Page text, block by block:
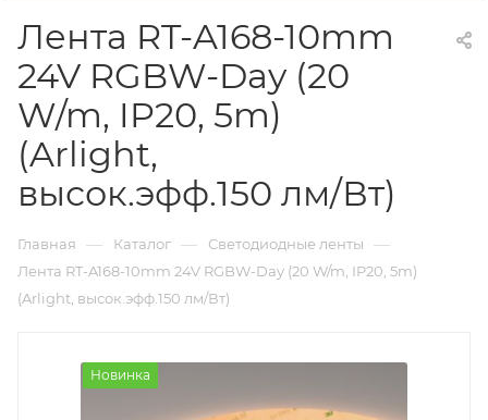
Лента RT-A168-10mm
24V RGBW-Day (20
W/m, IP20, 5m)
(Arlight,
высок.эфф.150 лм/Вт)
Главная — Каталог — Светодиодные ленты —
Лента RT-A168-10mm 24V RGBW-Day (20 W/m, IP20, 5m)
(Arlight, высок.эфф.150 лм/Вт)
Новинка